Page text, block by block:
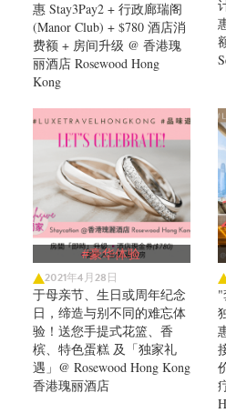
惠 Stay3Pay2 + 行政廊瑞阁
(Manor Club) + $780 酒店消
费额 + 房间升级 @ 香港瑰
丽酒店 Rosewood Hong
Kong
#豪华体验
2021年4月28日
于母亲节、生日或周年纪念
日，缔造与别不同的难忘体
验！送您手提式花篮、香
槟、特色蛋糕 及「独家礼
遇」@ Rosewood Hong Kong
香港瑰丽酒店
"